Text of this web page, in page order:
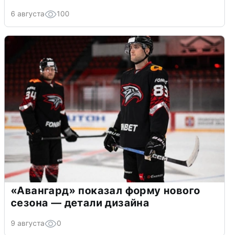
6 августа 100
«Авангард» показал форму нового
сезона — детали дизайна
9 августа 0